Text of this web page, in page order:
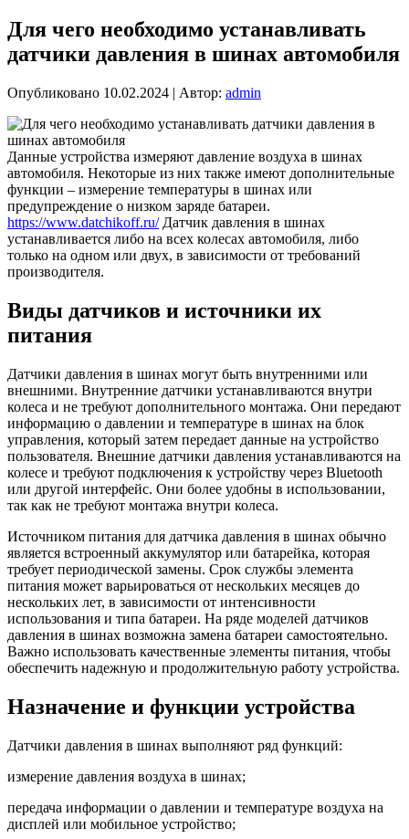
Для чего необходимо устанавливать
датчики давления в шинах автомобиля
Опубликовано 10.02.2024 | Автор: admin
Данные устройства измеряют давление воздуха в шинах
автомобиля. Некоторые из них также имеют дополнительные
функции – измерение температуры в шинах или
предупреждение о низком заряде батареи.
https://www.datchikoff.ru/Датчик давления в шинах
устанавливается либо на всех колесах автомобиля, либо
только на одном или двух, в зависимости от требований
производителя.
Виды датчиков и источники их
питания
Датчики давления в шинах могут быть внутренними или
внешними. Внутренние датчики устанавливаются внутри
колеса и не требуют дополнительного монтажа. Они передают
информацию о давлении и температуре в шинах на блок
управления, который затем передает данные на устройство
пользователя. Внешние датчики давления устанавливаются на
колесе и требуют подключения к устройству через Bluetooth
или другой интерфейс. Они более удобны в использовании,
так как не требуют монтажа внутри колеса.
Источником питания для датчика давления в шинах обычно
является встроенный аккумулятор или батарейка, которая
требует периодической замены. Срок службы элемента
питания может варьироваться от нескольких месяцев до
нескольких лет, в зависимости от интенсивности
использования и типа батареи. На ряде моделей датчиков
давления в шинах возможна замена батареи самостоятельно.
Важно использовать качественные элементы питания, чтобы
обеспечить надежную и продолжительную работу устройства.
Назначение и функции устройства
Датчики давления в шинах выполняют ряд функций:
измерение давления воздуха в шинах;
передача информации о давлении и температуре воздуха на
дисплей или мобильное устройство;